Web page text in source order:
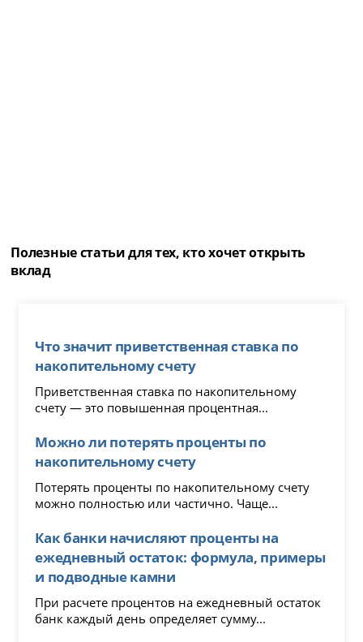
Полезные статьи для тех, кто хочет открыть
вклад
Что значит приветственная ставка по
накопительному счету
Приветственная ставка по накопительному
счету — это повышенная процентная...
Можно ли потерять проценты по
накопительному счету
Потерять проценты по накопительному счету
можно полностью или частично. Чаще...
Как банки начисляют проценты на
ежедневный остаток: формула, примеры
и подводные камни
При расчете процентов на ежедневный остаток
банк каждый день определяет сумму...